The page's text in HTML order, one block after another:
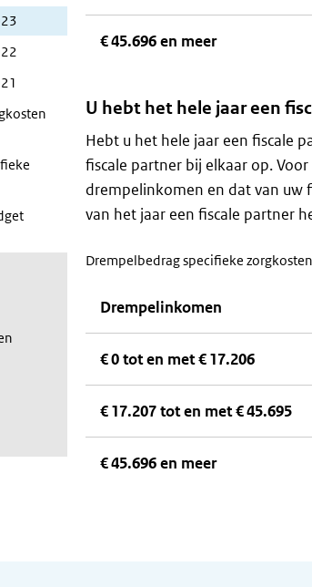
€ 45.696 en meer
U hebt het hele jaar een
Hebt u het hele jaar een fiscale
fiscale partner bij elkaar op.
drempelinkomen en dat van uw
van het jaar een fiscale partner
Drempelbedrag specifieke
Drempelinkomen
€ 0 tot en met € 17.206
€ 17.207 tot en met € 45.695
€ 45.696 en meer